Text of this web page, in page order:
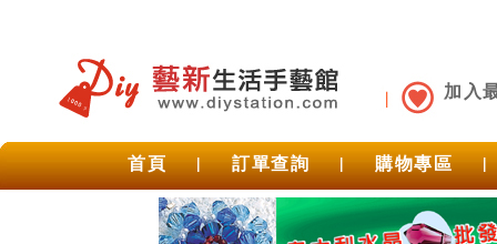
加入
首頁 | 訂單查詢 | 購物專區 |